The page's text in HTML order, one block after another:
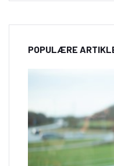
POPULÆRE